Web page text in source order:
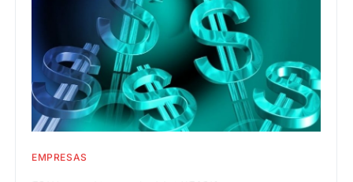
EMPRESAS